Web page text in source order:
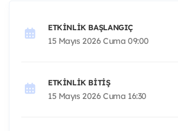
ETKINLIK BAŞLANGIÇ
15 Mayıs 2026 Cuma 09:00
ETKINLIK BITIŞ
15 Mayıs 2026 Cuma 16:30